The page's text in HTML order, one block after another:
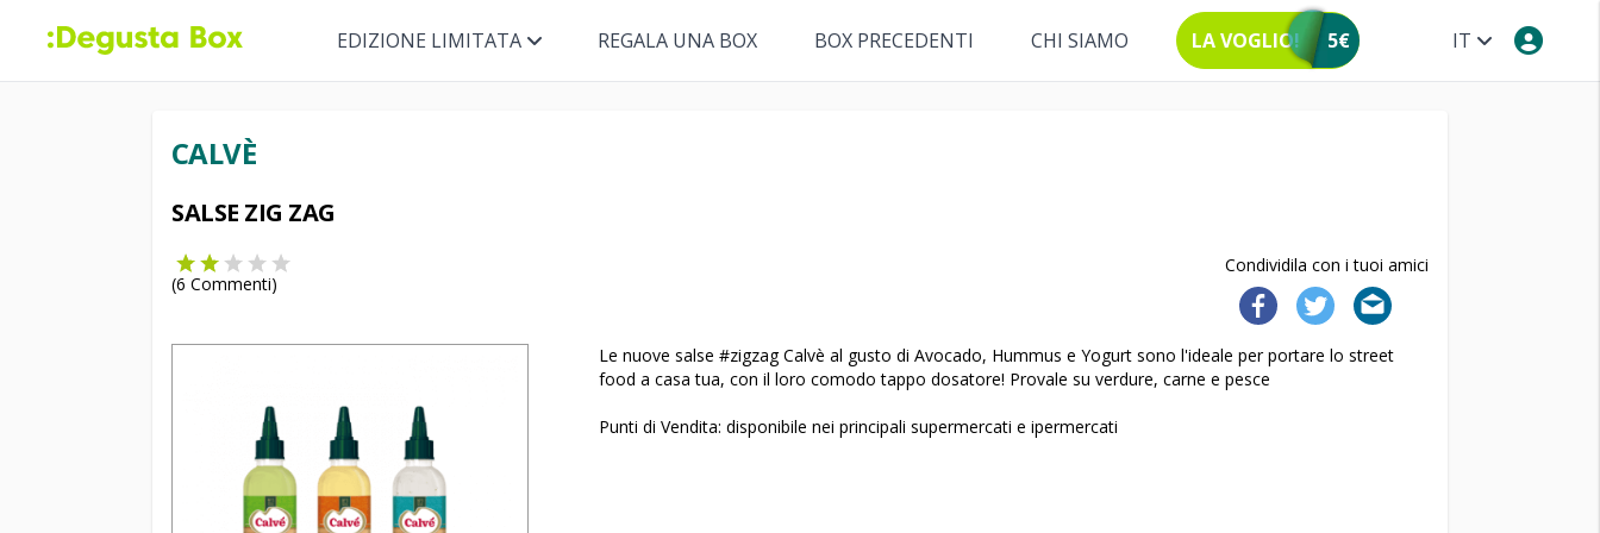
IT
EDIZIONE LIMITATA REGALA UNA BOX BOX PRECEDENTI CHI SIAMO LA VOGLIO! 5€
CALVÈ
SALSE ZIG ZAG
Condividila con i tuoi amici
(6 Commenti)
Le nuove salse #zigzag Calvè al gusto di Avocado, Hummus e Yogurt sono l'ideale per portare lo street
food a casa tua, con il loro comodo tappo dosatore! Provale su verdure, carne e pesce
Punti di Vendita: disponibile nei principali supermercati e ipermercati